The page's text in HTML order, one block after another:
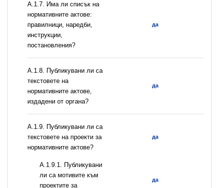
А.1.7. Има ли списък на
нормативните актове:
правилници, наредби,
инструкции,
постановления?
да
А.1.8. Публикувани ли са
текстовете на
нормативните актове,
издадени от органа?
да
А.1.9. Публикувани ли са
текстовете на проекти за
нормативните актове?
да
А.1.9.1. Публикувани
ли са мотивите към
проектите за
да